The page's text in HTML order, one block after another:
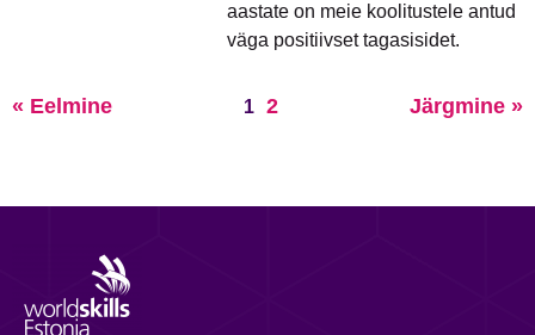
aastate on meie koolitustele antud
väga positiivset tagasisidet.
« Eelmine 1 2 Järgmine »